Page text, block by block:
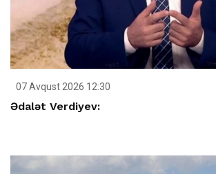
07 Avqust 2026 12:30
Ədalət Verdiyev: